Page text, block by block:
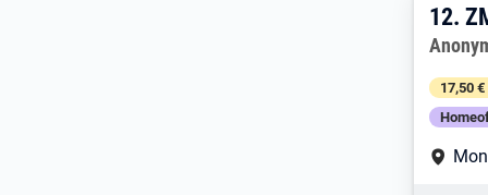
12.
12.
17,50